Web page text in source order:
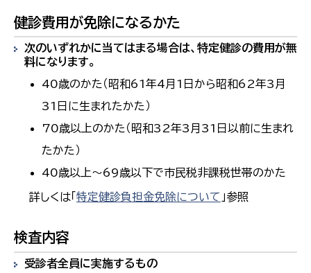
健診費用が免除になるかた
次のいずれかに当てはまる場合は、特定健診の費用が無
料になります。
40歳のかた（昭和61年4月1日から昭和62年3月
31日に生まれたかた）
70歳以上のかた（昭和32年3月31日以前に生まれ
たかた）
40歳以上～69歳以下で市民税非課税世帯のかた
詳しくは「 特定健診負担金免除について 」参照
検査内容
受診者全員に実施するもの